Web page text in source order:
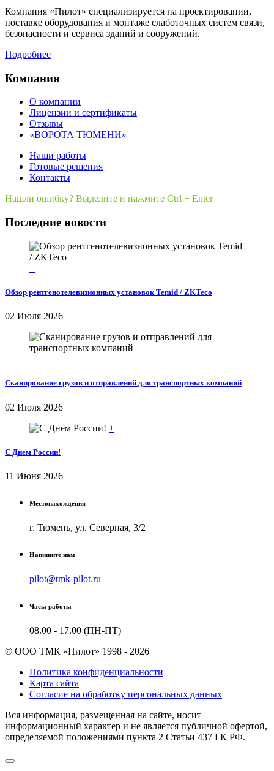
Компания «Пилот» специализируется на проектировании,
поставке оборудования и монтаже слаботочных систем связи,
безопасности и сервиса зданий и сооружений.
Подробнее
Компания
О компании
Лицензии и сертификаты
Отзывы
«ВОРОТА ТЮМЕНИ»
Наши работы
Готовые решения
Контакты
Нашли ошибку? Выделите и нажмите Ctrl + Enter
Последние новости
+
Обзор рентгенотелевизионных установок Temid / ZKTeco
02 Июля 2026
+
Сканирование грузов и отправлений для транспортных компаний
02 Июля 2026
+
С Днем России!
11 Июня 2026
Местонахождения
г. Тюмень, ул. Северная, 3/2
Напишите нам
pilot@tmk-pilot.ru
Часы работы
08.00 - 17.00 (ПН-ПТ)
© ООО ТМК «Пилот» 1998 - 2026
Политика конфиденциальности
Карта сайта
Согласие на обработку персональных данных
Вся информация, размещенная на сайте, носит
информационный характер и не является публичной офертой,
определяемой положениями пункта 2 Cтатьи 437 ГК РФ.